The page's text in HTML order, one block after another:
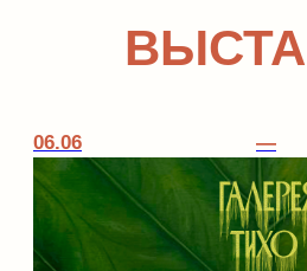
ДУЭТНАЯ ВЫСТАВКА
УСТИНЫ ЯКОВЛЕВОЙ И ЯНА